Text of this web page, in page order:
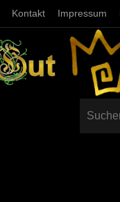
Kontakt Impressum